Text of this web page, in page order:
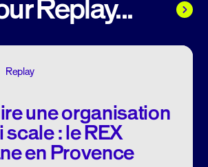
Replay...
Replay
une organisation
scale : le REX
en Provence